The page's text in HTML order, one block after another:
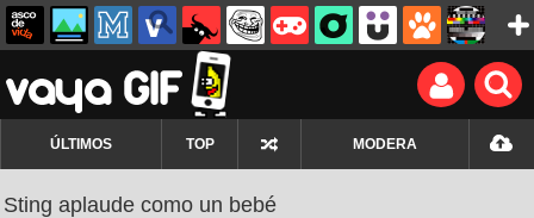
ÚLTIMOS TOP MODERA
Sting aplaude como un bebé